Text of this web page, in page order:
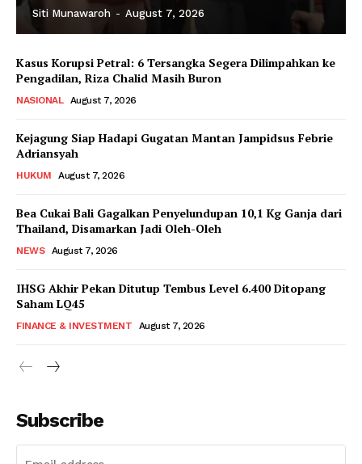
Siti Munawaroh - August 7, 2026
Kasus Korupsi Petral: 6 Tersangka Segera Dilimpahkan ke
Pengadilan, Riza Chalid Masih Buron
NASIONAL August 7, 2026
Kejagung Siap Hadapi Gugatan Mantan Jampidsus Febrie
Adriansyah
HUKUM August 7, 2026
Bea Cukai Bali Gagalkan Penyelundupan 10,1 Kg Ganja dari
Thailand, Disamarkan Jadi Oleh-Oleh
NEWS August 7, 2026
IHSG Akhir Pekan Ditutup Tembus Level 6.400 Ditopang
Saham LQ45
FINANCE & INVESTMENT August 7, 2026
Subscribe